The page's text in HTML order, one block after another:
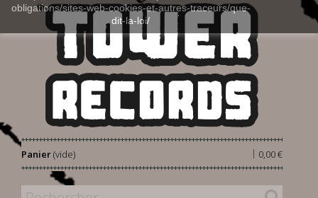
obligations/sites-web-cookies-et-autres-traceurs/que-
dit-la-loi/
Panier 0,00 €
|
(vide)